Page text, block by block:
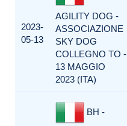
2023-
05-13
AGILITY DOG -
ASSOCIAZIONE
SKY DOG
COLLEGNO TO -
13 MAGGIO
2023 (ITA)
BH -